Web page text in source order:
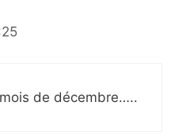
de décembre…..